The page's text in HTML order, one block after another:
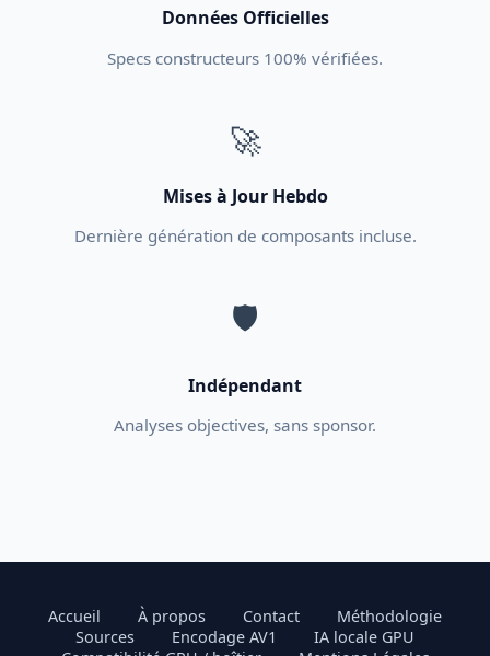
Données Officielles
Specs constructeurs 100% vérifiées.
🚀
Mises à Jour Hebdo
Dernière génération de composants incluse.
🛡️
Indépendant
Analyses objectives, sans sponsor.
Accueil À propos Contact
Méthodologie
Sources
Encodage AV1
IA locale GPU